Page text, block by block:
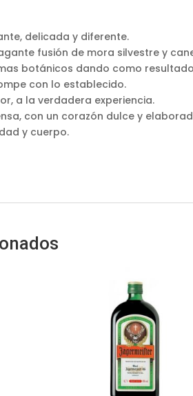
delicada y diferente.
fusión de mora silvestre y
botánicos dando como
con lo establecido.
a la verdadera experiencia.
con un corazón dulce y
y cuerpo.